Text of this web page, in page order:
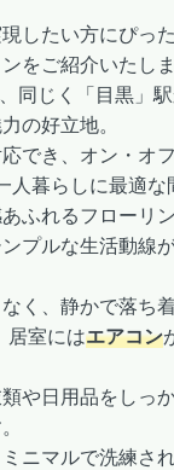
したい方にぴった
をご紹介いたしま
同じく「目黒」駅
の好立地。
でき、オン・オ
人暮らしに最適な
ふれるフローリン
プルな生活動線
く、静かで落ち
居室にはエアコン
や日用品をしっ
ニマルで洗練さ